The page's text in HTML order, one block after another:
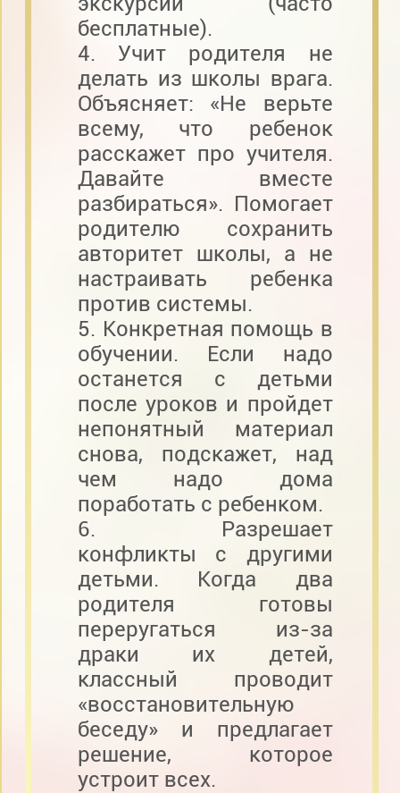
бесплатные).
4. Учит родителя не
делать из школы врага.
Объясняет: «Не верьте
всему, что ребенок
расскажет про учителя.
Давайте вместе
разбираться». Помогает
родителю сохранить
авторитет школы, а не
настраивать ребенка
против системы.
5. Конкретная помощь в
обучении. Если надо
останется с детьми
после уроков и пройдет
непонятный материал
снова, подскажет, над
чем надо дома
поработать с ребенком.
6. Разрешает
конфликты с другими
детьми. Когда два
родителя готовы
переругаться из-за
драки их детей,
классный проводит
«восстановительную
беседу» и предлагает
решение, которое
устроит всех.